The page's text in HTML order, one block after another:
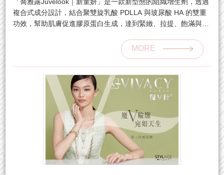
複合式成分設計，結合聚雙旋乳酸 PDLLA 與玻尿酸 HA 的雙重
功效，幫助肌膚促進膠原蛋白生成，達到緊緻、拉提、飽滿與膚
MORE